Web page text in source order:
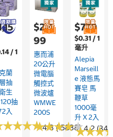
/ 1
蘭
抽
生
抽
入
★★★★
★★★★4.8 (15838)
$2,4
99
惠而浦
20公升
微電腦
觸控式
微波爐
WMWE
200S
★★★★★
★★★★★4.2
$779
$0.31 / 1
毫升
Alepia
Marseill
E 液態馬
賽皂 馬
鞭草
1000毫
升 X 2入
★★★
★★★